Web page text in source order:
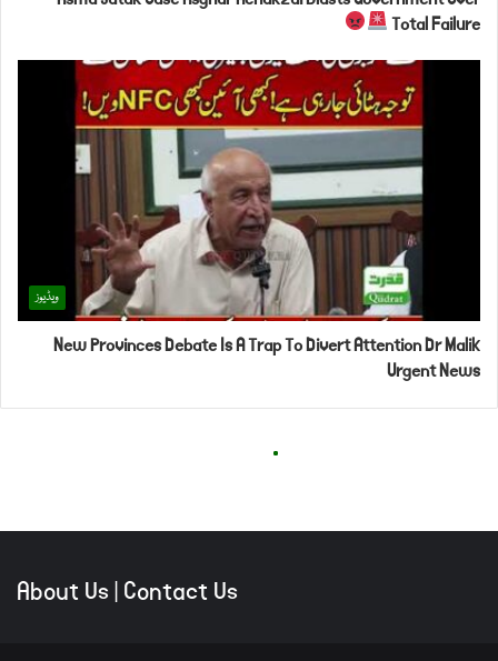
About Us|Contact Us